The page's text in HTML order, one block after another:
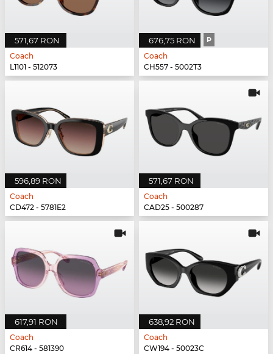
571,67 RON
Coach
L1101 - 512073
676,75 RON P
Coach
CH557 - 5002T3
596,89 RON
Coach
CD472 - 5781E2
571,67 RON
Coach
CAD25 - 500287
617,91 RON
Coach
CR614 - 581390
638,92 RON
Coach
CW194 - 50023C